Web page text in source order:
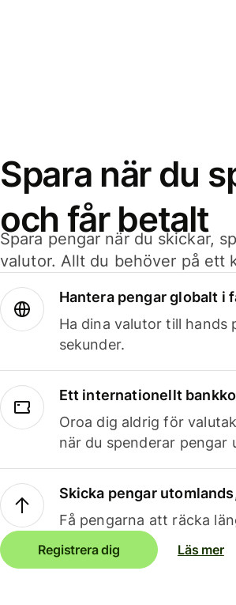
Spara när du
och får betalt
Spara pengar när du skickar,
valutor. Allt du behöver på ett
Hantera pengar globalt i
Ha dina valutor till
sekunder.
Ett internationellt
Oroa dig aldrig för
när du spenderar pengar
Skicka pengar
Få pengarna att räcka
Registrera dig Läs mer